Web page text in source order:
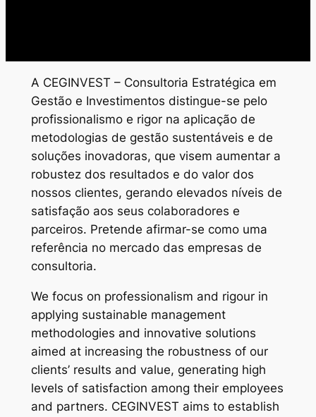
A CEGINVEST – Consultoria Estratégica em
Gestão e Investimentos distingue-se pelo
profissionalismo e rigor na aplicação de
metodologias de gestão sustentáveis e de
soluções inovadoras, que visem aumentar a
robustez dos resultados e do valor dos
nossos clientes, gerando elevados níveis de
satisfação aos seus colaboradores e
parceiros. Pretende afirmar-se como uma
referência no mercado das empresas de
consultoria.
We focus on professionalism and rigour in
applying sustainable management
methodologies and innovative solutions
aimed at increasing the robustness of our
clients’ results and value, generating high
levels of satisfaction among their employees
and partners. CEGINVEST aims to establish